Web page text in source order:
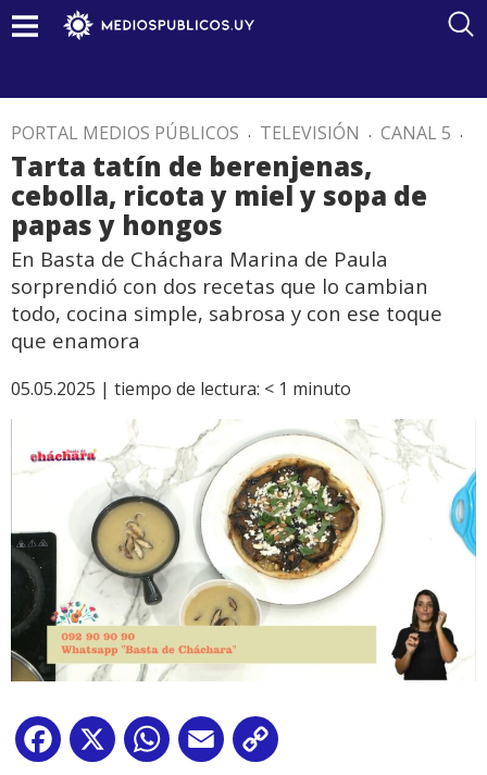
PORTAL MEDIOS PÚBLICOS . TELEVISIÓN . CANAL 5 .
Tarta tatín de berenjenas,
cebolla, ricota y miel y sopa de
papas y hongos
En Basta de Cháchara Marina de Paula
sorprendió con dos recetas que lo cambian
todo, cocina simple, sabrosa y con ese toque
que enamora
05.05.2025 | tiempo de lectura: < 1 minuto
Facebook
X WhatsApp
Email